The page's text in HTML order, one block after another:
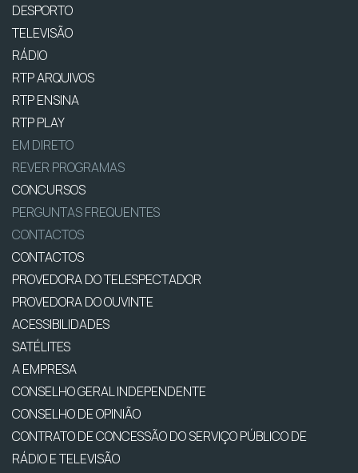
DESPORTO
TELEVISÃO
RÁDIO
RTP ARQUIVOS
RTP ENSINA
RTP PLAY
EM DIRETO
REVER PROGRAMAS
CONCURSOS
PERGUNTAS FREQUENTES
CONTACTOS
CONTACTOS
PROVEDORA DO TELESPECTADOR
PROVEDORA DO OUVINTE
ACESSIBILIDADES
SATÉLITES
A EMPRESA
CONSELHO GERAL INDEPENDENTE
CONSELHO DE OPINIÃO
CONTRATO DE CONCESSÃO DO SERVIÇO PÚBLICO DE
RÁDIO E TELEVISÃO